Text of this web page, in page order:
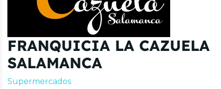
FRANQUICIA LA CAZUELA
SALAMANCA
Supermercados